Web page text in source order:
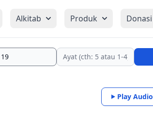
Alkitab Produk Donasi
Play Audio